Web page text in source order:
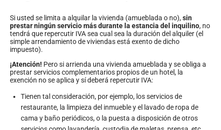
Si usted se limita a alquilar la vivienda (amueblada o no),sin
prestar ningún servicio más durante la estancia del inquilino, no
tendrá que repercutir IVA sea cual sea la duración del alquiler (el
simple arrendamiento de viviendas está exento de dicho
impuesto).
¡Atención! Pero si arrienda una vivienda amueblada y se obliga a
prestar servicios complementarios propios de un hotel, la
exención no se aplica y sí deberá repercutir IVA:
Tienen tal consideración, por ejemplo, los servicios de
restaurante, la limpieza del inmueble y el lavado de ropa de
cama y baño periódicos, o la puesta a disposición de otros